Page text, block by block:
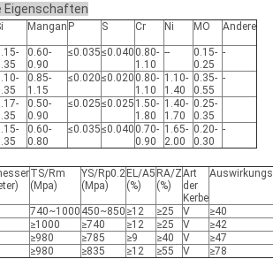
Eigenschaften
Mangan P S Cr Ni MO Andere
0.60-
0.90
≤0.035≤0.040 0.80-
1.10
--
0.15-
0.25
-
0.85-
1.15
≤0.020≤0.020 0.80-
1.10
1.10-
1.40
0.35-
0.55
-
0.50-
0.90
≤0.025≤0.025 1.50-
1.80
1.40-
1.70
0.25-
0.35
0.60-
0.80
≤0.035≤0.040 0.70-
0.90
1.65-
2.00
0.20-
0.30
-
TS/Rm
(Mpa)
YS/Rp0.2
(Mpa)
EL/A5
(%)
RA/Z
(%)
Art
der
Kerbe
740~1000 450~850 ≥12 ≥25 V
≥40
≥1000 ≥740 ≥12 ≥25 V
≥42
≥980 ≥785 ≥9 ≥40 V
≥47
≥980 ≥835 ≥12 ≥55 V ≥78